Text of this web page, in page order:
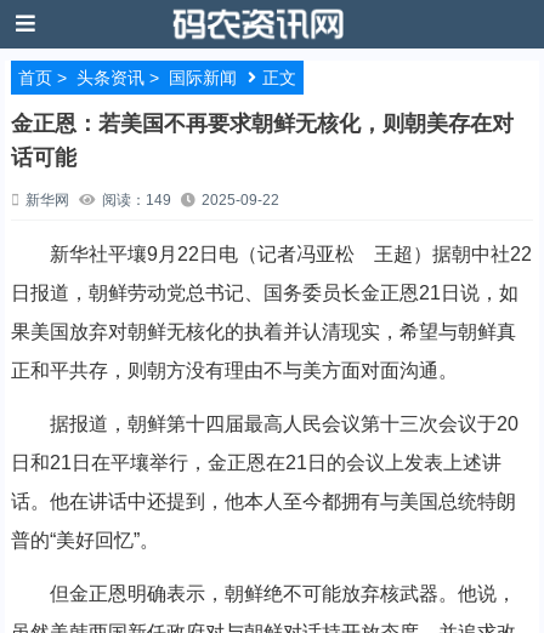
首页> 头条资讯> 国际新闻 正文
金正恩：若美国不再要求朝鲜无核化，则朝美存在对
话可能
新华网 阅读：149 2025-09-22
新华社平壤9月22日电（记者冯亚松 王超）据朝中社22
日报道，朝鲜劳动党总书记、国务委员长金正恩21日说，如
果美国放弃对朝鲜无核化的执着并认清现实，希望与朝鲜真
正和平共存，则朝方没有理由不与美方面对面沟通。
据报道，朝鲜第十四届最高人民会议第十三次会议于20
日和21日在平壤举行，金正恩在21日的会议上发表上述讲
话。他在讲话中还提到，他本人至今都拥有与美国总统特朗
普的“美好回忆”。
但金正恩明确表示，朝鲜绝不可能放弃核武器。他说，